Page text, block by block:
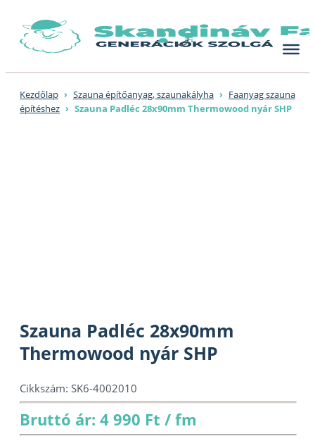
content
Kezdőlap › Szauna építőanyag, szaunakályha › Faanyag szauna
építéshez › Szauna Padléc 28x90mm Thermowood nyár SHP
Szauna Padléc 28x90mm
Thermowood nyár SHP
Cikkszám: SK6-4002010
Bruttó ár: 4 990 Ft / fm